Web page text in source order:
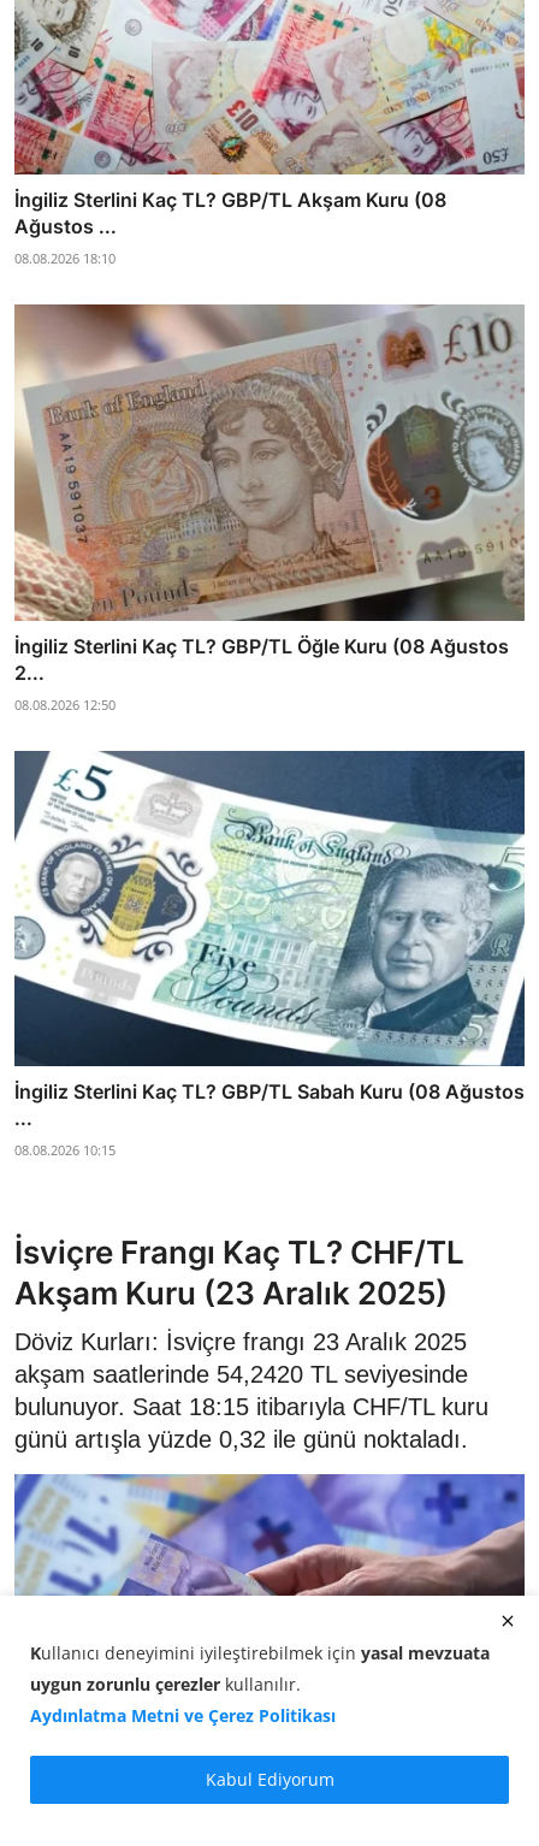
İngiliz Sterlini Kaç TL? GBP/TL Akşam Kuru (08
Ağustos ...
08.08.2026 18:10
İngiliz Sterlini Kaç TL? GBP/TL Öğle Kuru (08 Ağustos
2...
08.08.2026 12:50
İngiliz Sterlini Kaç TL? GBP/TL Sabah Kuru (08 Ağustos
...
08.08.2026 10:15
İsviçre Frangı Kaç TL? CHF/TL
Akşam Kuru (23 Aralık 2025)
Döviz Kurları: İsviçre frangı 23 Aralık 2025
akşam saatlerinde 54,2420 TL seviyesinde
bulunuyor. Saat 18:15 itibarıyla CHF/TL kuru
günü artışla yüzde 0,32 ile günü noktaladı.
Kullanıcı deneyimini iyileştirebilmek için yasal mevzuata
uygun zorunlu çerezler kullanılır.
Aydınlatma Metni ve Çerez Politikası
Kabul Ediyorum